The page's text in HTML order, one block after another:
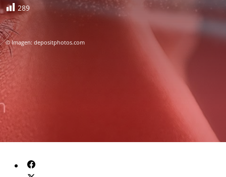
289
© Imagen: depositphotos.com